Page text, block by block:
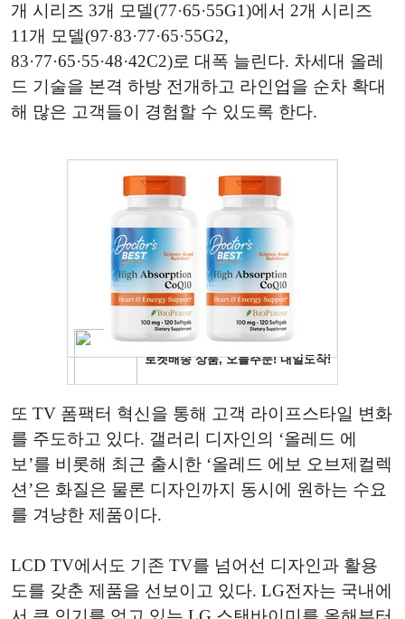
개 시리즈 3개 모델(77·65·55G1)에서 2개 시리즈
11개 모델(97·83·77·65·55G2,
83·77·65·55·48·42C2)로 대폭 늘린다. 차세대 올레
드 기술을 본격 하방 전개하고 라인업을 순차 확대
해 많은 고객들이 경험할 수 있도록 한다.
또 TV 폼팩터 혁신을 통해 고객 라이프스타일 변화
를 주도하고 있다. 갤러리 디자인의 ‘올레드 에
보’를 비롯해 최근 출시한 ‘올레드 에보 오브제컬렉
션’은 화질은 물론 디자인까지 동시에 원하는 수요
를 겨냥한 제품이다.
LCD TV에서도 기존 TV를 넘어선 디자인과 활용
도를 갖춘 제품을 선보이고 있다. LG전자는 국내에